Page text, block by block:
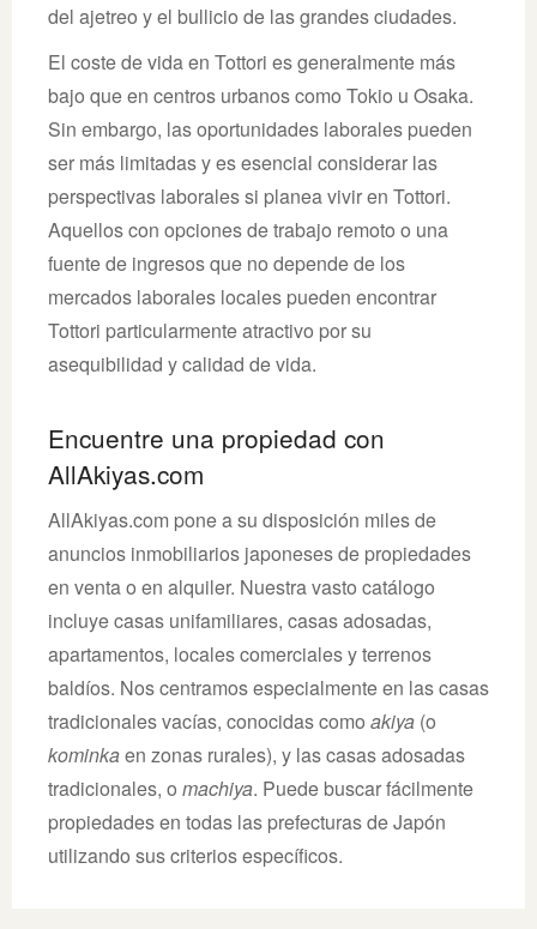
del ajetreo y el bullicio de las grandes ciudades.
El coste de vida en Tottori es generalmente más
bajo que en centros urbanos como Tokio u Osaka.
Sin embargo, las oportunidades laborales pueden
ser más limitadas y es esencial considerar las
perspectivas laborales si planea vivir en Tottori.
Aquellos con opciones de trabajo remoto o una
fuente de ingresos que no depende de los
mercados laborales locales pueden encontrar
Tottori particularmente atractivo por su
asequibilidad y calidad de vida.
Encuentre una propiedad con
AllAkiyas.com
AllAkiyas.com pone a su disposición miles de
anuncios inmobiliarios japoneses de propiedades
en venta o en alquiler. Nuestra vasto catálogo
incluye casas unifamiliares, casas adosadas,
apartamentos, locales comerciales y terrenos
baldíos. Nos centramos especialmente en las casas
tradicionales vacías, conocidas como akiya (o
kominkaen zonas rurales), y las casas adosadas
tradicionales, o machiya. Puede buscar fácilmente
propiedades en todas las prefecturas de Japón
utilizando sus criterios específicos.